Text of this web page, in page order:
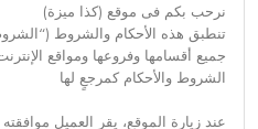
نرحب بكم فى موقع (كذا ميزة)
تنطبق هذه الأحكام والشروط
جميع أقسامها وفروعها ومواقع
الشروط والأحكام كمرجعٍ لها
عند زيارة الموقع، يقر العميل